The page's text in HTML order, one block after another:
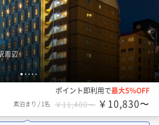
123 45
周辺
ポイント即利用で最大5％OFF
素泊まり / 1名 ￥11,400〜 ￥10,830〜